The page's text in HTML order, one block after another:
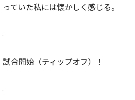
っていた私には懐かしく感じる。
試合開始（ティップオフ）！